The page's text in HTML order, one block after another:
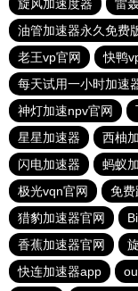
旋风加速度器
雷
油管加速器永久免费
老王vp官网
快鸭
每天试用一小时加速
神灯加速npv官网
星星加速器
西柚
闪电加速器
蚂蚁
极光vqn官网
免费
猎豹加速器官网
香蕉加速器官网
快连加速器app